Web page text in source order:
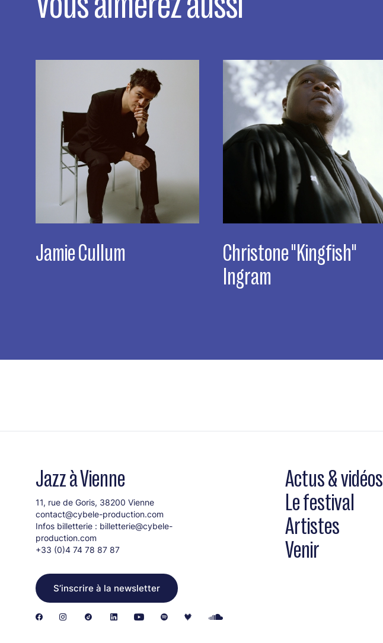
Jamie Cullum
Christone "Kingfish"
Ingram
Jazz à Vienne
11, rue de Goris, 38200 Vienne
contact@cybele-production.com
Infos billetterie : billetterie@cybele-
production.com
+33 (0)4 74 78 87 87
S’inscrire à la newsletter
Actus & vidéos
Le festival
Artistes
Venir